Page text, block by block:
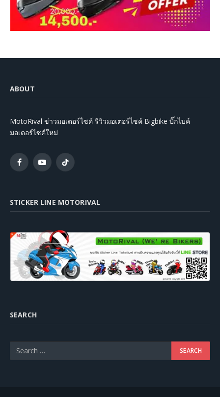
ABOUT
MotoRival ข่าวมอเตอร์ไซค์ รีวิวมอเตอร์ไซค์ Bigbike บิ๊กไบค์
มอเตอร์ไซค์ใหม่
FacebookYouTubeTikTok
STICKER LINE MOTORIVAL
SEARCH